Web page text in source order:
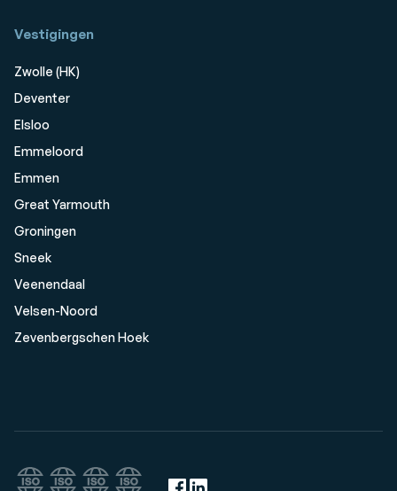
Vestigingen
Zwolle (HK)
Deventer
Elsloo
Emmeloord
Emmen
Great Yarmouth
Groningen
Sneek
Veenendaal
Velsen-Noord
Zevenbergschen Hoek